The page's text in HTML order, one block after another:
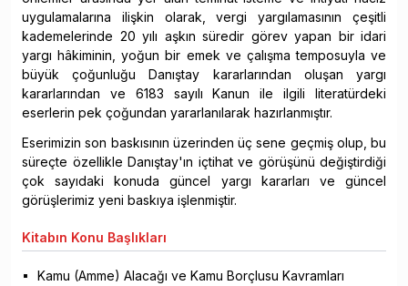
uygulamalarına ilişkin olarak, vergi yargılamasının çeşitli
kademelerinde 20 yılı aşkın süredir görev yapan bir idari
yargı hâkiminin, yoğun bir emek ve çalışma temposuyla ve
büyük çoğunluğu Danıştay kararlarından oluşan yargı
kararlarından ve 6183 sayılı Kanun ile ilgili literatürdeki
eserlerin pek çoğundan yararlanılarak hazırlanmıştır.
Eserimizin son baskısının üzerinden üç sene geçmiş olup, bu
süreçte özellikle Danıştay'ın içtihat ve görüşünü değiştirdiği
çok sayıdaki konuda güncel yargı kararları ve güncel
görüşlerimiz yeni baskıya işlenmiştir.
Kitabın Konu Başlıkları
Kamu (Amme) Alacağı ve Kamu Borçlusu Kavramları